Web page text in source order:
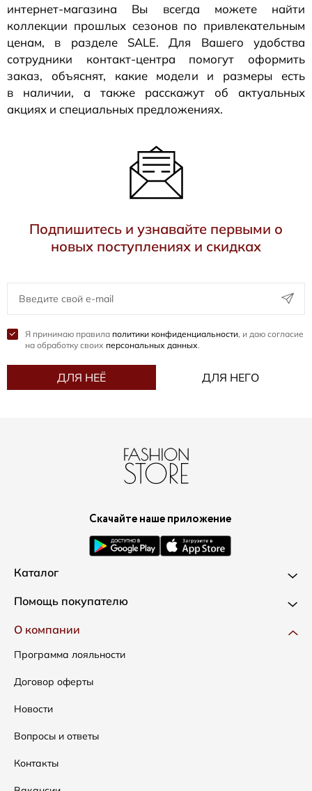
интернет-магазина Вы всегда можете найти
коллекции прошлых сезонов по привлекательным
ценам, в разделе SALE. Для Вашего удобства
сотрудники контакт-центра помогут оформить
заказ, объяснят, какие модели и размеры есть
в наличии, а также расскажут об актуальных
акциях и специальных предложениях.
Подпишитесь и узнавайте первыми о
новых поступлениях и скидках
Я принимаю правила политики конфиденциальности, и даю согласие
на обработку своих персональных данных.
ДЛЯ НЕЁ ДЛЯ НЕГО
Скачайте наше приложение
Каталог
Новинки
Одежда
Сумки
Аксессуары
Распродажа
Подарочные сертификаты
Помощь покупателю
Доставка и оплата
Как оформить заказ
Условия возвратов
Таблица размеров
Уход за одеждой
О компании
Программа лояльности
Договор оферты
Новости
Вопросы и ответы
Контакты